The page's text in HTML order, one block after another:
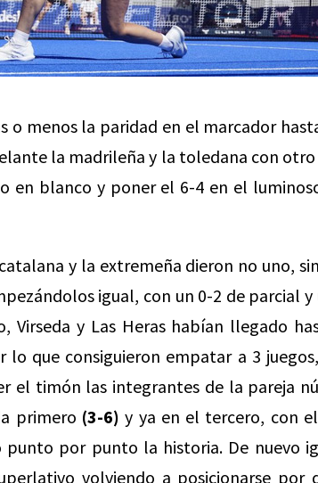
o menos la paridad en el marcador
la madrileña y la toledana con otro
en blanco y poner el 6-4 en el
y la extremeña dieron no uno,
igual, con un 0-2 de parcial
Virseda y Las Heras habían llegado
lo que consiguieron empatar a 3
el timón las integrantes de la pareja
primero (3-6) y ya en el tercero, con
punto por punto la historia. De nuevo
volviendo a posicionarse por